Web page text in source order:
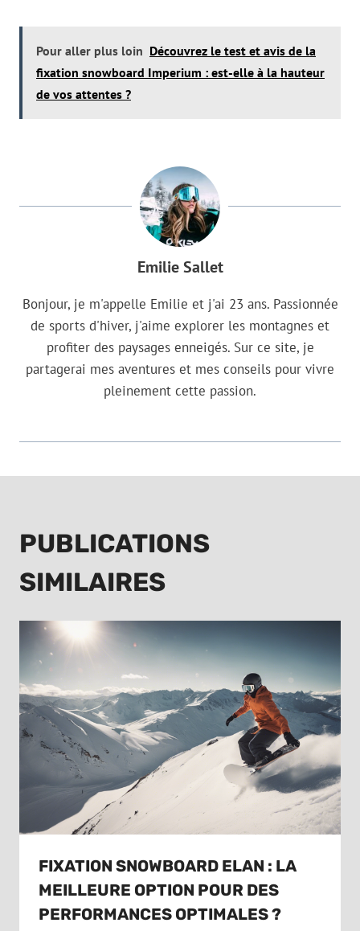
Pour aller plus loin Découvrez le test et avis de la
fixation snowboard Imperium : est-elle à la hauteur
de vos attentes ?
Emilie Sallet
Bonjour, je m'appelle Emilie et j'ai 23 ans. Passionnée
de sports d'hiver, j'aime explorer les montagnes et
profiter des paysages enneigés. Sur ce site, je
partagerai mes aventures et mes conseils pour vivre
pleinement cette passion.
PUBLICATIONS
SIMILAIRES
FIXATION SNOWBOARD ELAN : LA
MEILLEURE OPTION POUR DES
PERFORMANCES OPTIMALES ?